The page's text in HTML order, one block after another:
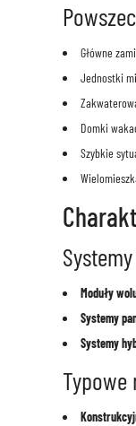
Główne
Jednostki
Domki
Szybkie
Moduły
Systemy
Systemy